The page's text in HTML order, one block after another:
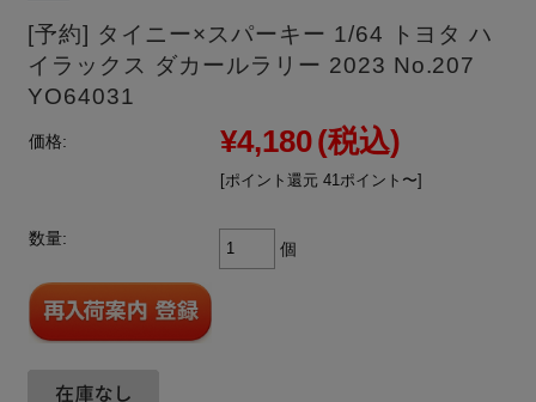
[予約] タイニー×スパーキー 1/64 トヨタ ハ
イラックス ダカールラリー 2023 No.207
YO64031
価格: ¥4,180(税込)
[ポイント還元 41ポイント〜]
数量:
個